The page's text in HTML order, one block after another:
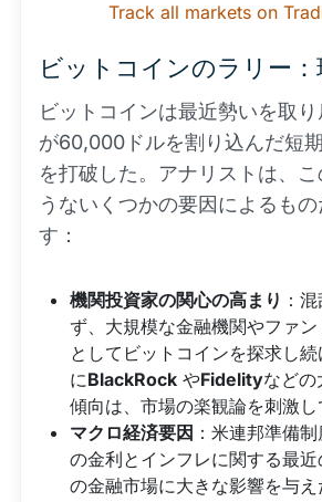
Track all markets on
ビットコインのラリー
ビットコインは最近勢いを取
が60,000ドルを割り込んだ短
を打破した。アナリストは、
うないくつかの要因によるもの
す：
機関投資家の関心の高まり ：
ず、大規模な金融機関やファ
としてビットコインを探求し
にBlackRock やFidelityなどの
傾向は、市場の楽観論を刺激し
マクロ経済要因 ：米連邦準備制
の金利とインフレに関する最
の金融市場に大きな影響を与え